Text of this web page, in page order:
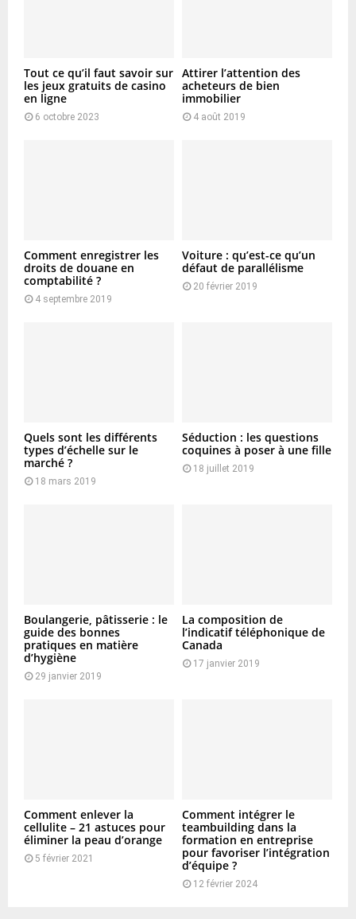
Tout ce qu’il faut savoir sur
les jeux gratuits de casino
en ligne
6 octobre 2023
Attirer l’attention des
acheteurs de bien
immobilier
4 août 2019
Comment enregistrer les
droits de douane en
comptabilité ?
4 septembre 2019
Voiture : qu’est-ce qu’un
défaut de parallélisme
20 février 2019
Quels sont les différents
types d’échelle sur le
marché ?
18 mars 2019
Séduction : les questions
coquines à poser à une fille
18 juillet 2019
Boulangerie, pâtisserie : le
guide des bonnes
pratiques en matière
d’hygiène
29 janvier 2019
La composition de
l’indicatif téléphonique de
Canada
17 janvier 2019
Comment enlever la
cellulite – 21 astuces pour
éliminer la peau d’orange
5 février 2021
Comment intégrer le
teambuilding dans la
formation en entreprise
pour favoriser l’intégration
d’équipe ?
12 février 2024